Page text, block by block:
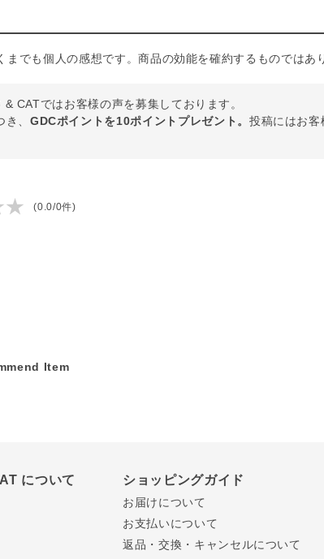
でも個人の感想です。商品の効能を確約するものではあ
CATではお客様の声を募集しております。
、 GDCポイントを10ポイントプレゼント。 投稿にはお客
(0.0/0件)
Item
について ショッピングガイド
お届けについて
お支払いについて
返品・交換・キャンセルについて